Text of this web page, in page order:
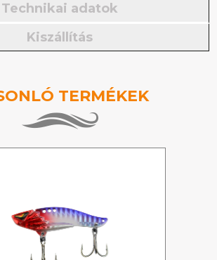
Technikai adatok
Kiszállítás
TERMÉKEK